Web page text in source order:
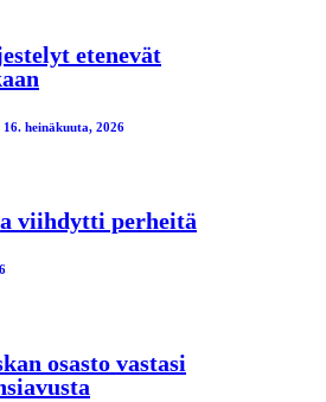
etenevät
16. heinäkuuta, 2026
viihdytti perheitä
osasto vastasi